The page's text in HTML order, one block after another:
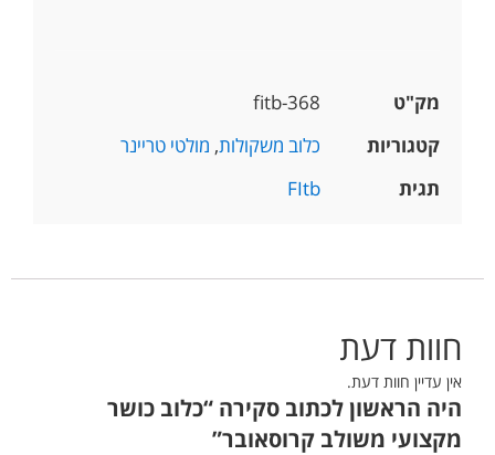
מק"ט
fitb-368
קטגוריות
כלוב משקולות, מולטי טריינר
תגית
FItb
חוות דעת
אין עדיין חוות דעת.
היה הראשון לכתוב סקירה “כלוב כושר
מקצועי משולב קרוסאובר”